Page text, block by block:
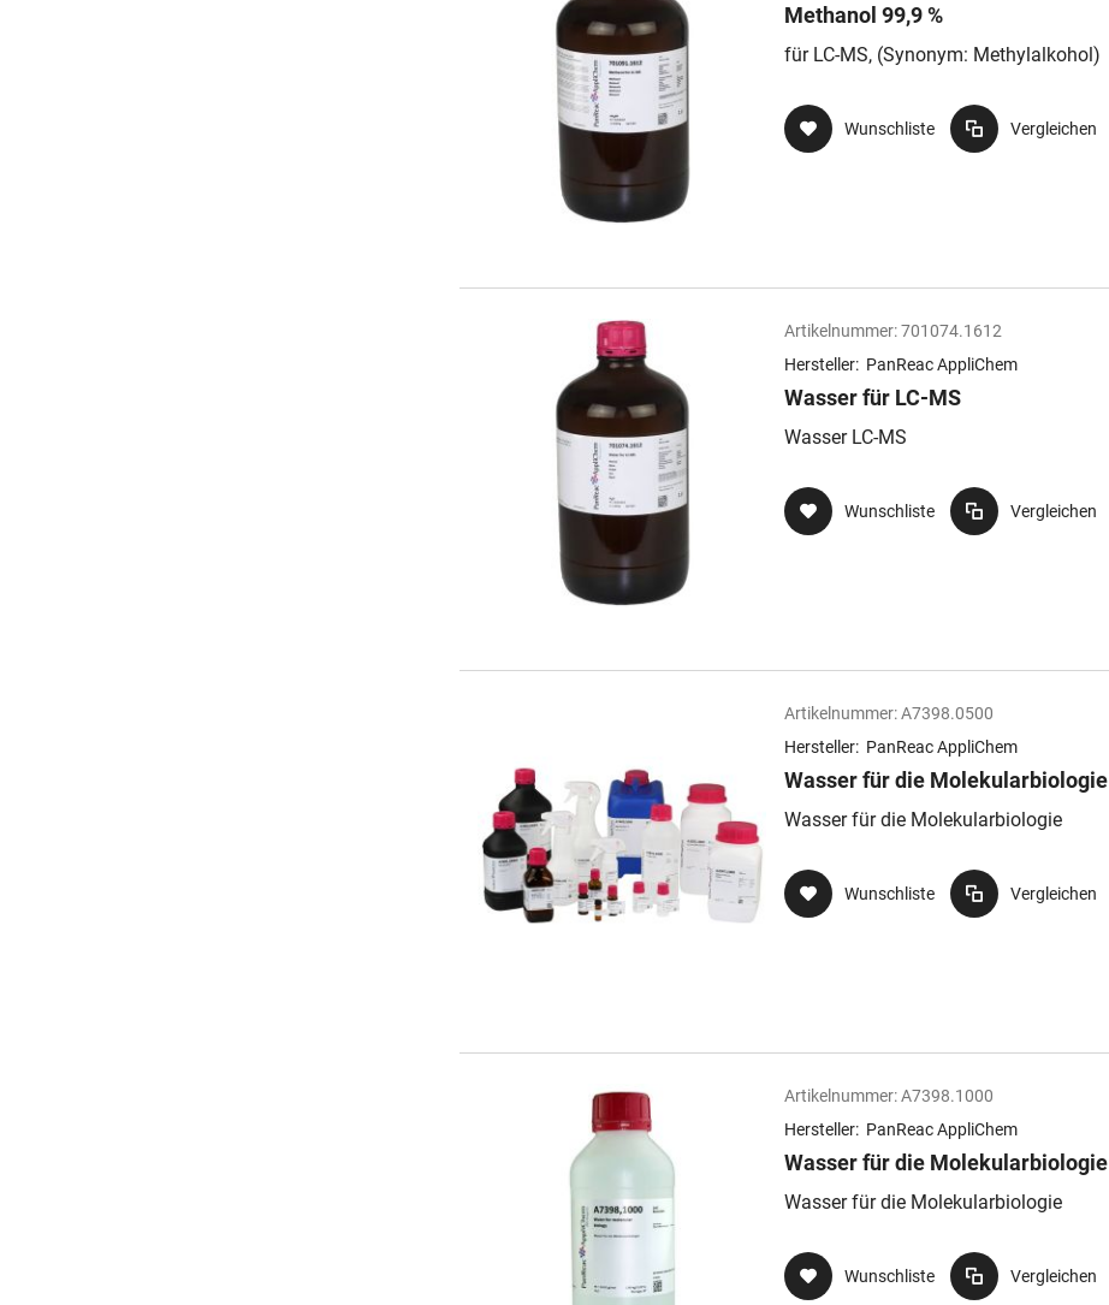
Methanol 99,9 %
für LC-MS, (Synonym: Methylalkohol)
Wunschliste Vergleichen
Artikelnummer:701074.1612
Hersteller: PanReac AppliChem
Wasser für LC-MS
Wasser LC-MS
Wunschliste Vergleichen
Artikelnummer:A7398.0500
Hersteller: PanReac AppliChem
Wasser für die Molekularbiologie
Wasser für die Molekularbiologie
Wunschliste Vergleichen
Artikelnummer:A7398.1000
Hersteller: PanReac AppliChem
Wasser für die Molekularbiologie
Wasser für die Molekularbiologie
Wunschliste Vergleichen